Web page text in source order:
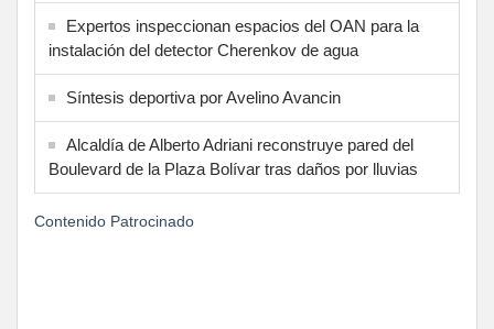
Expertos inspeccionan espacios del OAN para la
instalación del detector Cherenkov de agua
Síntesis deportiva por Avelino Avancin
Alcaldía de Alberto Adriani reconstruye pared del
Boulevard de la Plaza Bolívar tras daños por lluvias
Contenido Patrocinado